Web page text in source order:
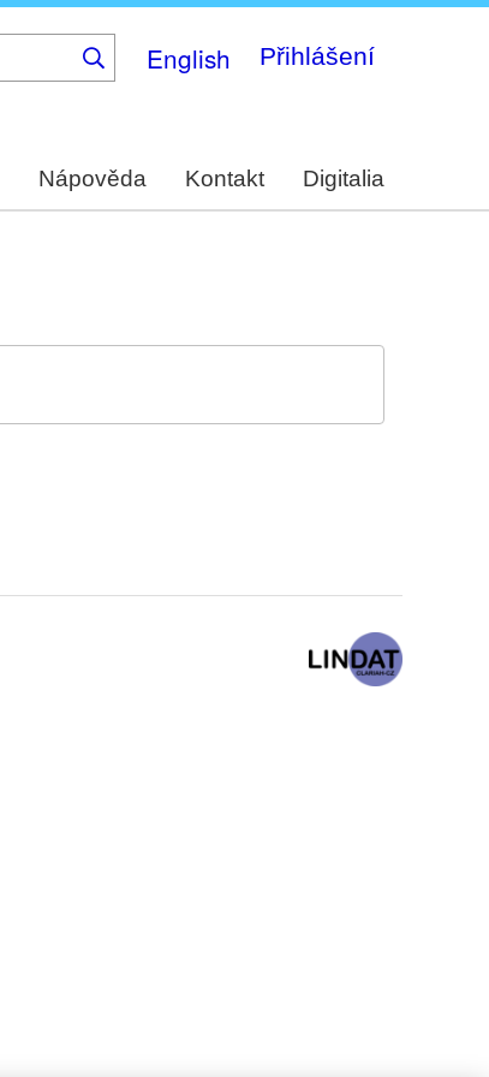
English Přihlášení
Nápověda Kontakt Digitalia